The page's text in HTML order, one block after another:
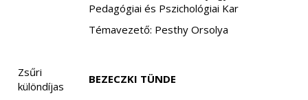
Pedagógiai és Pszichológiai Kar
Témavezető: Pesthy Orsolya
Zsűri
különdíjas
BEZECZKI TÜNDE